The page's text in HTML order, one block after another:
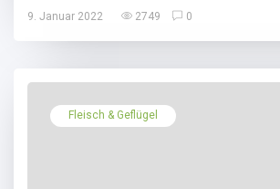
9. Januar 2022 2749 0
Fleisch & Geflügel